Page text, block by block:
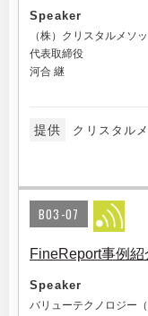
Speaker
（株）クリスタルメソ
代表取締役
河合 継
提供 クリスタル
B03-07
FineReport事例紹
Speaker
バリューテクノロジー（